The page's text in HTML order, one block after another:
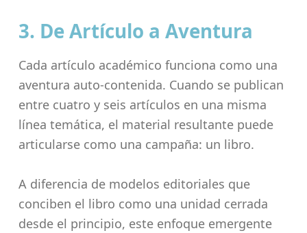
3. De Artículo a Aventura
Cada artículo académico funciona como una
aventura auto-contenida. Cuando se publican
entre cuatro y seis artículos en una misma
línea temática, el material resultante puede
articularse como una campaña: un libro.
A diferencia de modelos editoriales que
conciben el libro como una unidad cerrada
desde el principio, este enfoque emergente